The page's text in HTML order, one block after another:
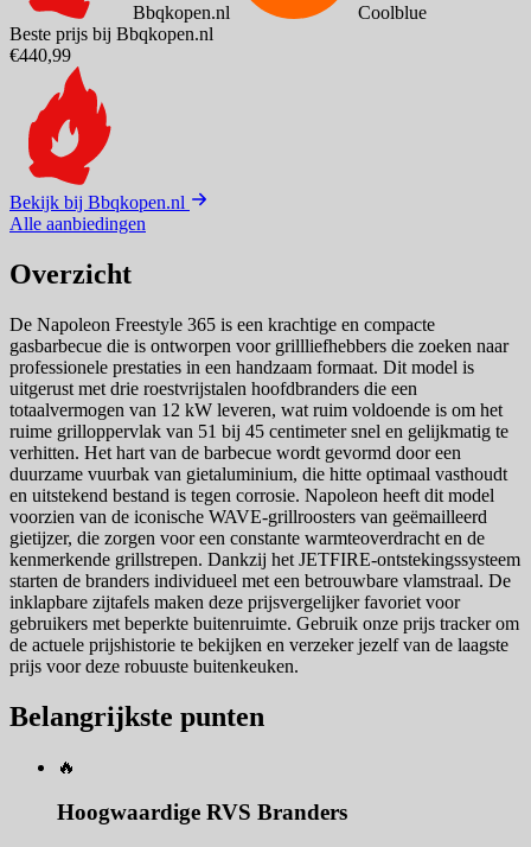
Bbqkopen.nl
Coolblue
Beste prijs bij Bbqkopen.nl
€440,99
Bekijk bij Bbqkopen.nl
Alle aanbiedingen
Overzicht
De Napoleon Freestyle 365 is een krachtige en compacte
gasbarbecue die is ontworpen voor grillliefhebbers die zoeken naar
professionele prestaties in een handzaam formaat. Dit model is
uitgerust met drie roestvrijstalen hoofdbranders die een
totaalvermogen van 12 kW leveren, wat ruim voldoende is om het
ruime grilloppervlak van 51 bij 45 centimeter snel en gelijkmatig te
verhitten. Het hart van de barbecue wordt gevormd door een
duurzame vuurbak van gietaluminium, die hitte optimaal vasthoudt
en uitstekend bestand is tegen corrosie. Napoleon heeft dit model
voorzien van de iconische WAVE-grillroosters van geëmailleerd
gietijzer, die zorgen voor een constante warmteoverdracht en de
kenmerkende grillstrepen. Dankzij het JETFIRE-ontstekingssysteem
starten de branders individueel met een betrouwbare vlamstraal. De
inklapbare zijtafels maken deze prijsvergelijker favoriet voor
gebruikers met beperkte buitenruimte. Gebruik onze prijs tracker om
de actuele prijshistorie te bekijken en verzeker jezelf van de laagste
prijs voor deze robuuste buitenkeuken.
Belangrijkste punten
🔥
Hoogwaardige RVS Branders